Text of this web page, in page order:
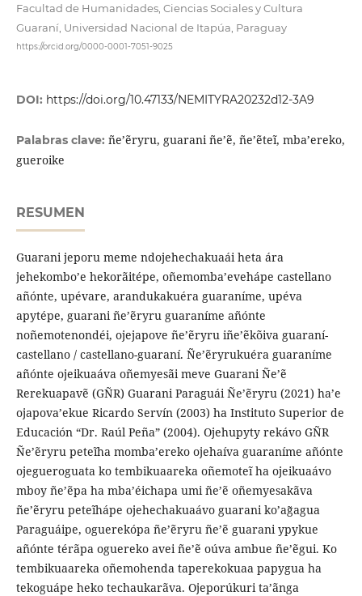
Facultad de Humanidades, Ciencias Sociales y Cultura
Guaraní, Universidad Nacional de Itapúa, Paraguay
https://orcid.org/0000-0001-7051-9025
DOI: https://doi.org/10.47133/NEMITYRA20232d12-3A9
Palabras clave: ñe’ẽryru, guarani ñe’ẽ, ñe’ẽteĩ, mba’ereko,
gueroike
RESUMEN
Guarani jeporu meme ndojehechakuaái heta ára
jehekombo’e hekorãitépe, oñemomba’evehápe castellano
añónte, upévare, arandukakuéra guaraníme, upéva
apytépe, guarani ñe’ẽryru guaraníme añónte
noñemotenondéi, ojejapove ñe’ẽryru iñe’ẽkõiva guaraní-
castellano / castellano-guaraní. Ñe’ẽryrukuéra guaraníme
añónte ojeikuaáva oñemyesãi meve Guarani Ñe’ẽ
Rerekuapavẽ (GÑR) Guarani Paraguái Ñe’ẽryru (2021) ha’e
ojapova’ekue Ricardo Servín (2003) ha Instituto Superior de
Educación “Dr. Raúl Peña” (2004). Ojehupyty rekávo GÑR
Ñe’ẽryru peteĩha momba’ereko ojehaíva guaraníme añónte
ojegueroguata ko tembikuaareka oñemoteĩ ha ojeikuaávo
mboy ñe’ẽpa ha mba’éichapa umi ñe’ẽ oñemyesakãva
ñe’ẽryru peteĩhápe ojehechakuaávo guarani ko’ag̃agua
Paraguáipe, oguerekópa ñe’ẽryru ñe’ẽ guarani ypykue
añónte térãpa oguereko avei ñe’ẽ oúva ambue ñe’ẽgui. Ko
tembikuaareka oñemohenda taperekokuaa papygua ha
tekoguápe heko techaukarãva. Ojeporúkuri ta’ãnga